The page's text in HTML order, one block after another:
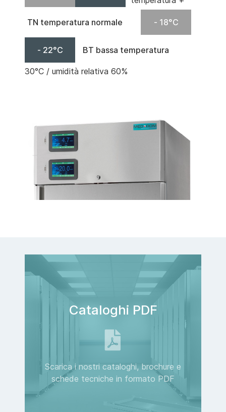
TN temperatura normale - 18°C
- 22°C BT bassa temperatura
30°C / umidità relativa 60%
Cataloghi PDF
Scarica i nostri cataloghi, brochure e
schede tecniche in formato PDF